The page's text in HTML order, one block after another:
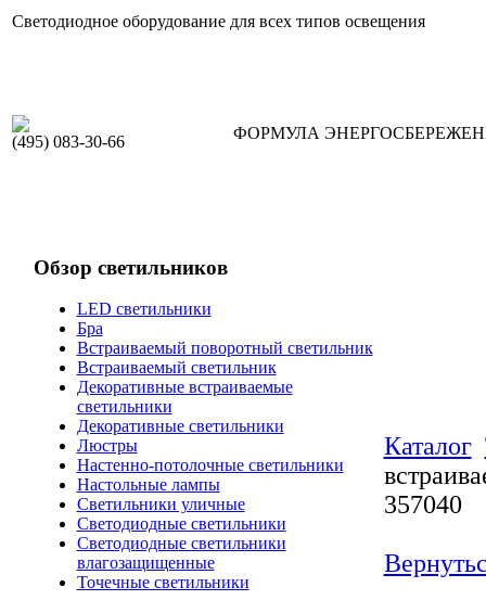
Светодиодное оборудование для всех типов освещения
(495) 083-30-66 ФОРМУЛА
Обзор светильников
LED светильники
Бра
Встраиваемый поворотный светильник
Встраиваемый светильник
Декоративные встраиваемые
светильники
Декоративные светильники
Люстры
Настенно-потолочные светильники
Настольные лампы
Светильники уличные
Светодиодные светильники
Светодиодные светильники
влагозащищенные
Точечные светильники
Каталог
357040